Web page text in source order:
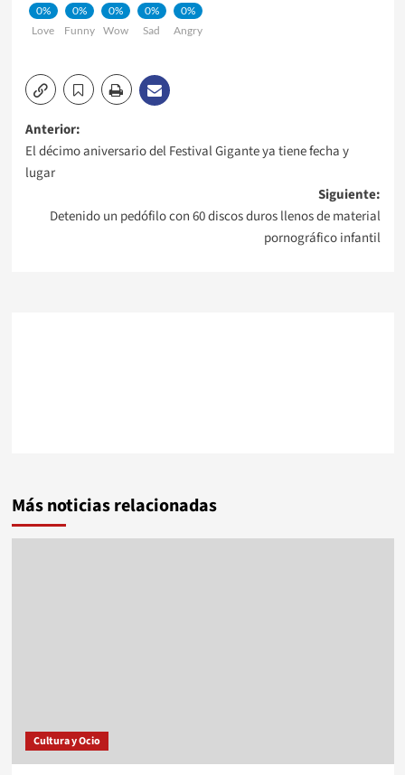
0%
Love
0%
Funny
0%
Wow
0%
Sad
0%
Angry
Navegación
de
entradas
Anterior:
El décimo aniversario del Festival Gigante ya tiene fecha y
lugar
Siguiente:
Detenido un pedófilo con 60 discos duros llenos de material
pornográfico infantil
Más noticias relacionadas
Cultura y Ocio